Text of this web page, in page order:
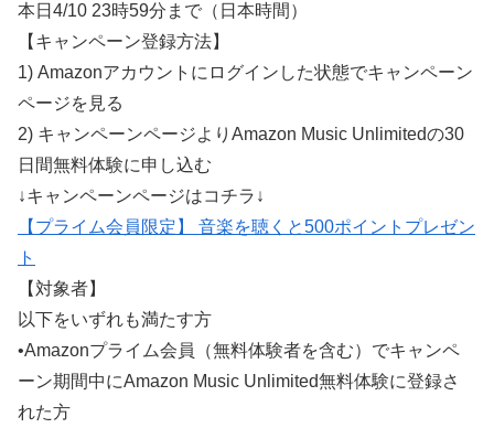
本日4/10 23時59分まで（日本時間）
【キャンペーン登録方法】
1) Amazonアカウントにログインした状態でキャンペーン
ページを見る
2) キャンペーンページよりAmazon Music Unlimitedの30
日間無料体験に申し込む
↓キャンペーンページはコチラ↓
【プライム会員限定】 音楽を聴くと500ポイントプレゼン
ト
【対象者】
以下をいずれも満たす方
•Amazonプライム会員（無料体験者を含む）でキャンペ
ーン期間中にAmazon Music Unlimited無料体験に登録さ
れた方